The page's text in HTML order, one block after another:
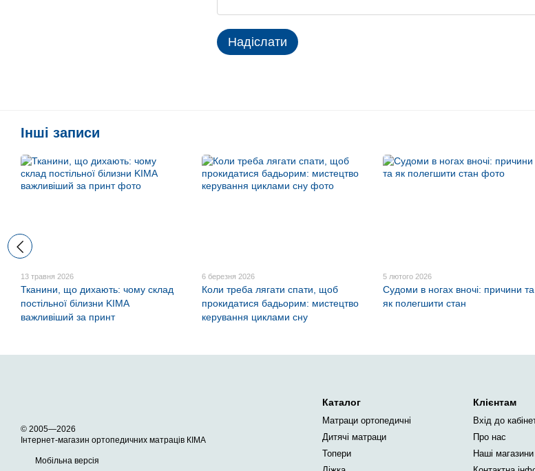
Надіслати
Інші записи
13 травня 2026
Тканини, що дихають: чому склад
постільної білизни KIMA
важливіший за принт
6 березня 2026
Коли треба лягати спати, щоб
прокидатися бадьорим: мистецтво
керування циклами сну
5 лютого 2026
Судоми в ногах вночі: причини та
як полегшити стан
© 2005—2026
Інтернет-магазин ортопедичних матраців КІМА
Мобільна версія
Каталог
Матраци ортопедичні
Дитячі матраци
Топери
Клієнтам
Вхід до
Про нас
Наші магазини